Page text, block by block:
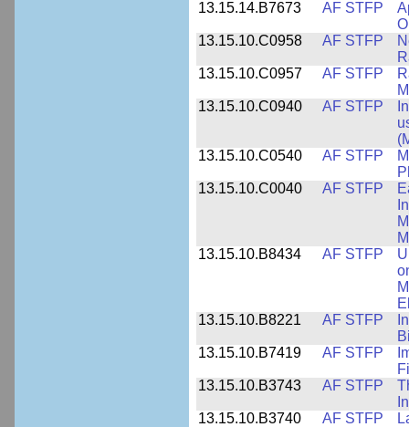
13.15.14.B7673 AF STFP
13.15.10.C0958
AF STFP
13.15.10.C0957
AF STFP
13.15.10.C0940
AF STFP
13.15.10.C0540
AF STFP
13.15.10.C0040
AF STFP
13.15.10.B8434
AF STFP
13.15.10.B8221
AF STFP
13.15.10.B7419
AF STFP
13.15.10.B3743
AF STFP
13.15.10.B3740
AF STFP